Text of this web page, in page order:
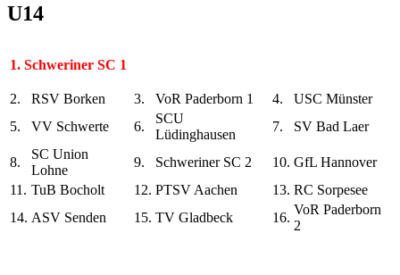
U14
1. Schweriner SC 1
2. RSV Borken 3. VoR Paderborn 1 4.
USC Münster
5.
VV Schwerte 6.
SCU
Lüdinghausen
7. SV Bad Laer
8.
SC Union
Lohne
9. Schweriner SC 2 10. GfL Hannover
11. TuB Bocholt 12. PTSV Aachen 13. RC Sorpesee
14. ASV Senden 15. TV Gladbeck 16.
VoR Paderborn
2